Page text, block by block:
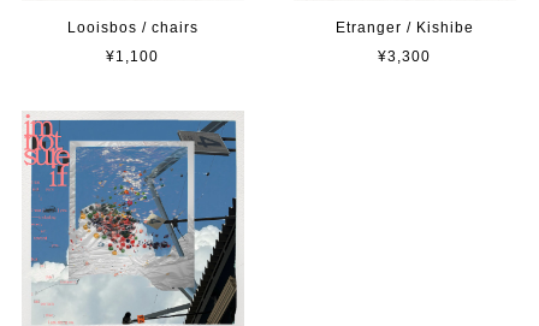
Looisbos / chairs
¥1,100
Etranger / Kishibe
¥3,300